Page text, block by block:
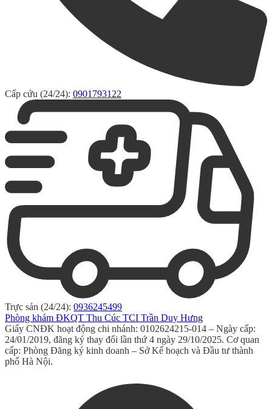
Cấp cứu (24/24): 0901793122
Trực sản (24/24): 0936245499
Phòng khám ĐKQT Thu Cúc TCI Trần Duy Hưng
Giấy CNĐK hoạt động chi nhánh: 0102624215-014 – Ngày cấp:
24/01/2019, đăng ký thay đổi lần thứ 4 ngày 29/10/2025. Cơ quan
cấp: Phòng Đăng ký kinh doanh – Sở Kế hoạch và Đầu tư thành
phố Hà Nội.